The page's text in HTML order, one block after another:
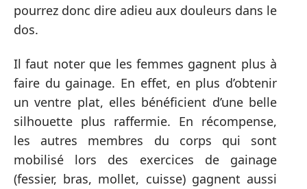
pourrez donc dire adieu aux douleurs dans le
dos.
Il faut noter que les femmes gagnent plus à
faire du gainage. En effet, en plus d’obtenir
un ventre plat, elles bénéficient d’une belle
silhouette plus raffermie. En récompense,
les autres membres du corps qui sont
mobilisé lors des exercices de gainage
(fessier, bras, mollet, cuisse) gagnent aussi